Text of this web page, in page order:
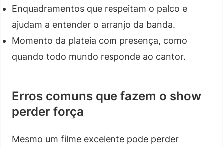
Enquadramentos que respeitam o palco e
ajudam a entender o arranjo da banda.
Momento da plateia com presença, como
quando todo mundo responde ao cantor.
Erros comuns que fazem o show
perder força
Mesmo um filme excelente pode perder